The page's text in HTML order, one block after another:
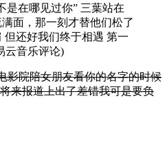
是在哪见过你” 三葉站在
面，那一刻才替他们松了
但还好我们终于相遇 第一
云音乐评论)
影院陪女朋友看你的名字的时候
来报道上出了差错我可是要负